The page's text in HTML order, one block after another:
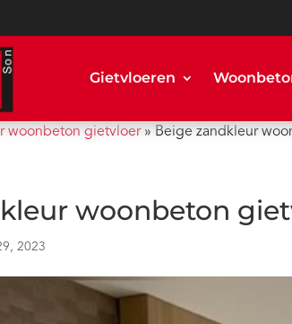
Gietvloeren
woonbeton gietvloer» Beige zandkleur
woonbeton
2023